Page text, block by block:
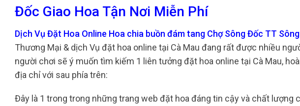
Đốc Giao Hoa Tận Nơi Miễn Phí
Dịch Vụ Đặt Hoa Online Hoa chia buồn đám tang Chợ Sông Đốc TT
Thương Mại & dịch Vụ đặt hoa online tại Cà Mau đang rất được nhiều
người chơi sẽ ý muốn tìm kiếm 1 liên tưởng đặt hoa online tại Cà Mau,
địa chỉ với sau phía trên:
Đây là 1 trong trong những trang web đặt hoa đáng tin cậy và chất lượng